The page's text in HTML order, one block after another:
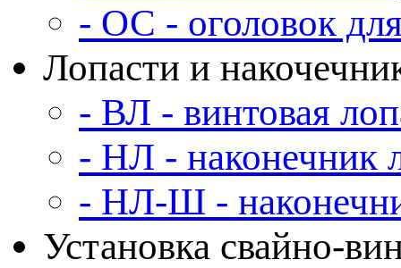
- ОС - оголовок
Лопасти и
- ВЛ - винтовая
- НЛ - наконечник
- НЛ-Ш -
Установка свайно-